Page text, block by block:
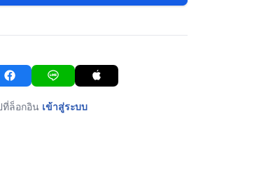
ที่ล็อกอิน เข้าสู่ระบบ